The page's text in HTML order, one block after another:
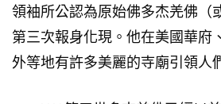
領袖所公認為原始佛多杰羌佛（
第三次報身化現。他在美國華府
外等地有許多美麗的寺廟引領人